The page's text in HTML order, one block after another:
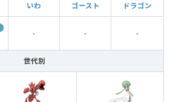
いわ ゴースト ドラゴン
- - -
世代別